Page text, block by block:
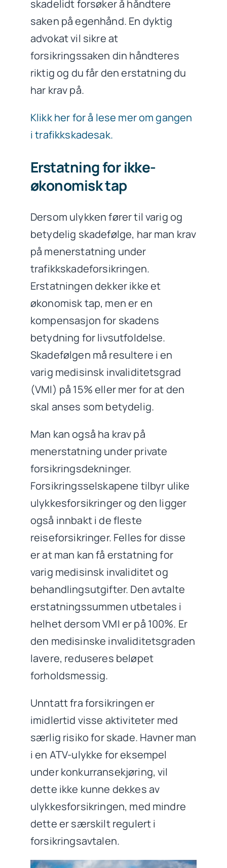
skadelidt forsøker å håndtere
saken på egenhånd. En dyktig
advokat vil sikre at
forsikringssaken din håndteres
riktig og du får den erstatning du
har krav på.
Klikk her for å lese mer om gangen
i trafikkskadesak.
Erstatning for ikke-
økonomisk tap
Dersom ulykken fører til varig og
betydelig skadefølge, har man krav
på menerstatning under
trafikkskadeforsikringen.
Erstatningen dekker ikke et
økonomisk tap, men er en
kompensasjon for skadens
betydning for livsutfoldelse.
Skadefølgen må resultere i en
varig medisinsk invaliditetsgrad
(VMI) på 15% eller mer for at den
skal anses som betydelig.
Man kan også ha krav på
menerstatning under private
forsikringsdekninger.
Forsikringsselskapene tilbyr ulike
ulykkesforsikringer og den ligger
også innbakt i de fleste
reiseforsikringer. Felles for disse
er at man kan få erstatning for
varig medisinsk invaliditet og
behandlingsutgifter. Den avtalte
erstatningssummen utbetales i
helhet dersom VMI er på 100%. Er
den medisinske invaliditetsgraden
lavere, reduseres beløpet
forholdsmessig.
Unntatt fra forsikringen er
imidlertid visse aktiviteter med
særlig risiko for skade. Havner man
i en ATV-ulykke for eksempel
under konkurransekjøring, vil
dette ikke kunne dekkes av
ulykkesforsikringen, med mindre
dette er særskilt regulert i
forsikringsavtalen.